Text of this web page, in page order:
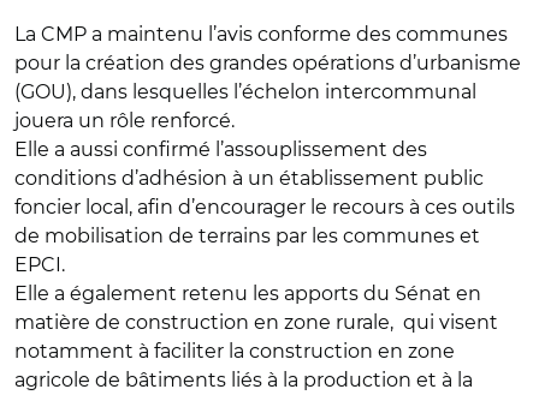
La CMP a maintenu l’avis conforme des communes
pour la création des grandes opérations d’urbanisme
(GOU), dans lesquelles l’échelon intercommunal
jouera un rôle renforcé.
Elle a aussi confirmé l’assouplissement des
conditions d’adhésion à un établissement public
foncier local , afin d’encourager le recours à ces outils
de mobilisation de terrains par les communes et
EPCI.
Elle a également retenu les apports du Sénat en
matière de construction en zone rurale, qui visent
notamment à faciliter la construction en zone
agricole de bâtiments liés à la production et à la